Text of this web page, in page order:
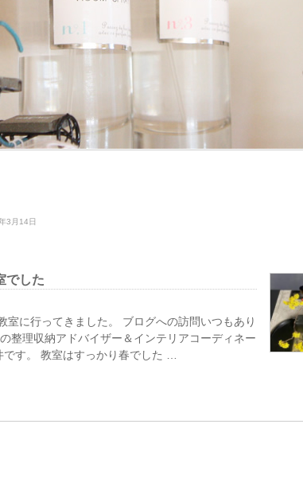
3月14日
でした
室に行ってきました。 ブログへの訪問いつもあり
整理収納アドバイザー＆インテリアコーディネー
す。 教室はすっかり春でした …